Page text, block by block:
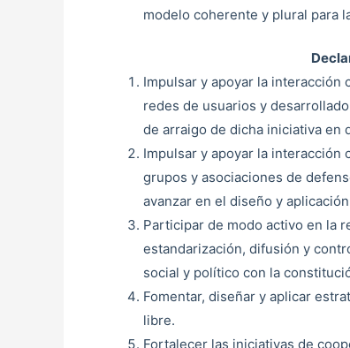
modelo coherente y plural para
Impulsar y apoyar la
redes de usuarios y
de arraigo de dicha iniciativa en
Impulsar y apoyar la
grupos y asociaciones de
avanzar en el diseño y
Participar de modo activo en la
estandarización, difusión y
social y político con la
Fomentar, diseñar y aplicar
libre.
Fortalecer las iniciativas de